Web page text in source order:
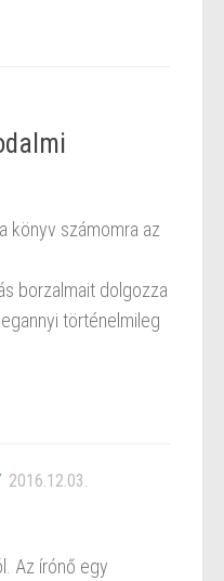
könyv számomra az
borzalmait dolgozza
történelmileg
2016.12.03.
Az írónő egy